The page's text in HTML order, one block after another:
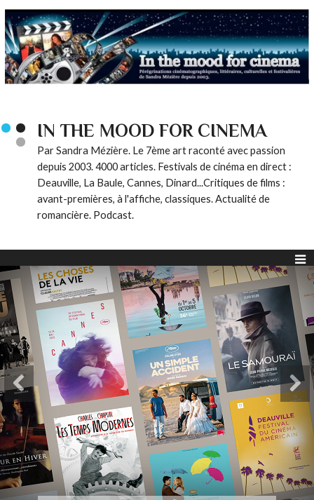
IN THE MOOD FOR CINEMA
Par Sandra Mézière. Le 7ème art raconté avec passion
depuis 2003. 4000 articles. Festivals de cinéma en direct :
Deauville, La Baule, Cannes, Dinard...Critiques de films :
avant-premières, à l'affiche, classiques. Actualité de
romancière. Podcast.